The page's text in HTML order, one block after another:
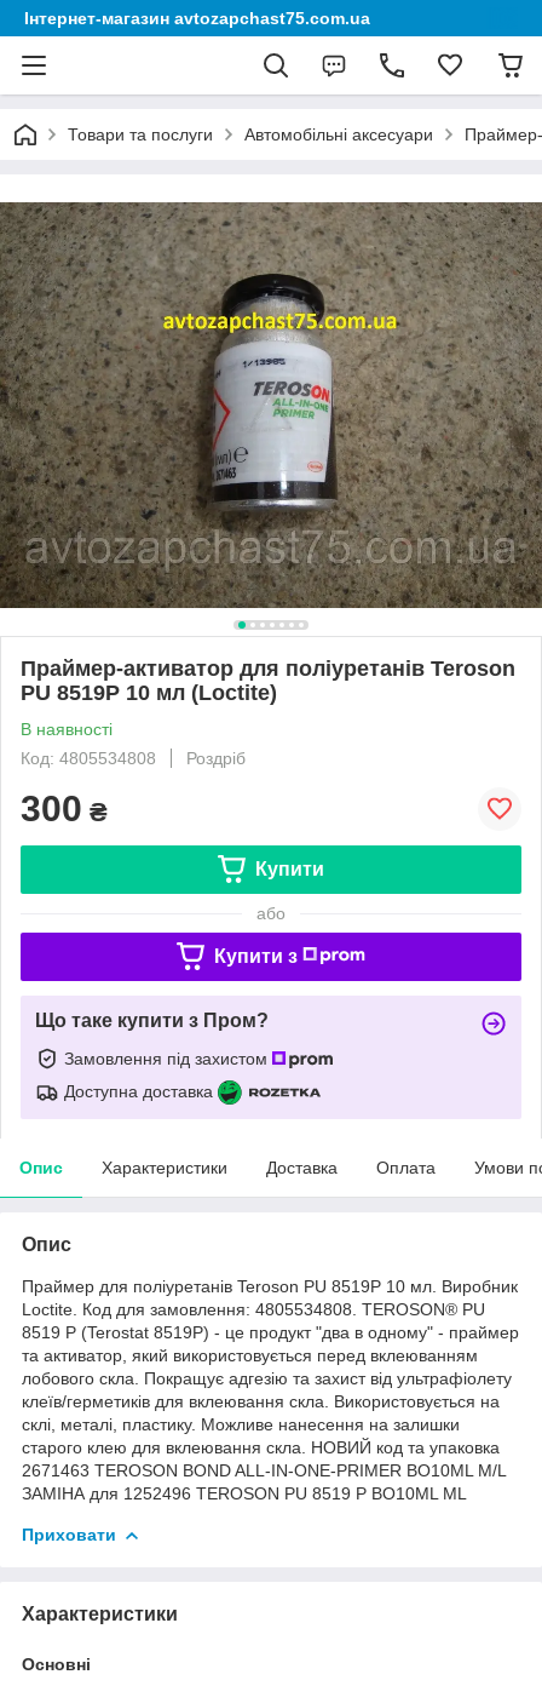
Інтернет-магазин avtozapchast75.com.ua
Товари та послуги Автомобільні аксесуари Праймер-
Праймер-активатор для поліуретанів Teroson
PU 8519P 10 мл (Loctite)
В наявності
Код: 4805534808
Роздріб
300 ₴
Купити
або
Купити з
Що таке купити з Пром?
Замовлення під захистом
Доступна доставка
Опис Характеристики Доставка Оплата Умови
Опис
Праймер для поліуретанів Teroson PU 8519P 10 мл. Виробник
Loctite. Код для замовлення: 4805534808. TEROSON® PU
8519 P (Terostat 8519P) - це продукт "два в одному" - праймер
та активатор, який використовується перед вклеюванням
лобового скла. Покращує адгезію та захист від ультрафіолету
клеїв/герметиків для вклеювання скла. Використовується на
склі, металі, пластику. Можливе нанесення на залишки
старого клею для вклеювання скла. НОВИЙ код та упаковка
2671463 TEROSON BOND ALL-IN-ONE-PRIMER BO10ML M/L
ЗАМІНА для 1252496 TEROSON PU 8519 P BO10ML ML
Приховати
Характеристики
Основні